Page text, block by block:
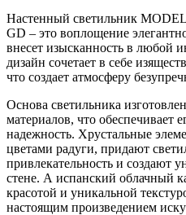
Настенный светильник
GD – это воплощение
внесет изысканность в любой
дизайн сочетает в себе
что создает атмосферу
Основа светильника
материалов, что обеспечивает
надежность. Хрустальные
цветами радуги, придают
привлекательность и создают
стене. А испанский облачный
красотой и уникальной
настоящим произведением